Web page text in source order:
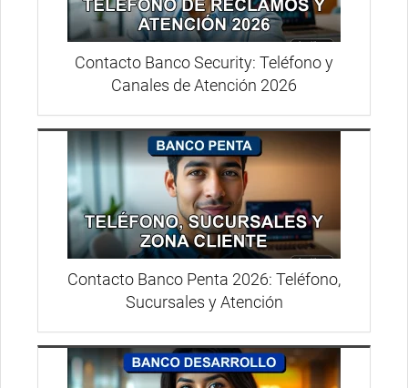
Contacto Banco Security: Teléfono y
Canales de Atención 2026
Contacto Banco Penta 2026: Teléfono,
Sucursales y Atención